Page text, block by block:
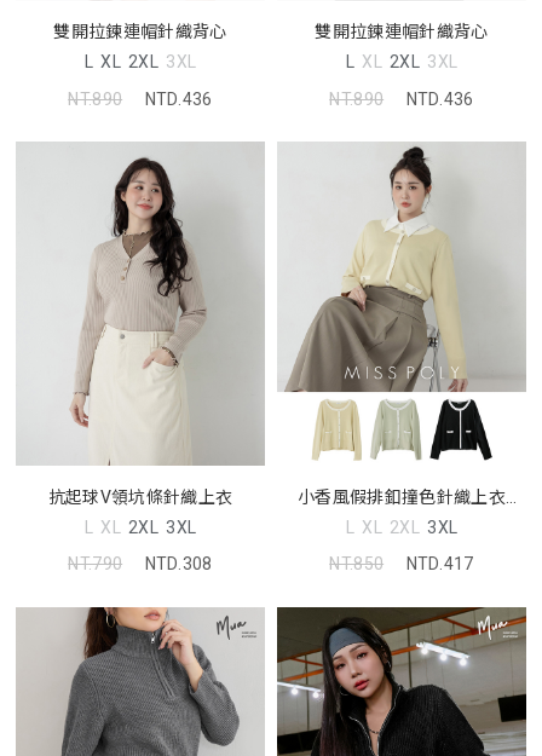
雙開拉鍊連帽針織背心
L XL 2XL 3XL
NT.890
NTD.436
雙開拉鍊連帽針織背心
L XL 2XL 3XL
NT.890
NTD.436
抗起球V領坑條針織上衣
L XL 2XL 3XL
NT.790
NTD.308
小香風假排釦撞色針織上衣
MISS
L XL 2XL 3XL
NT.850
NTD.417